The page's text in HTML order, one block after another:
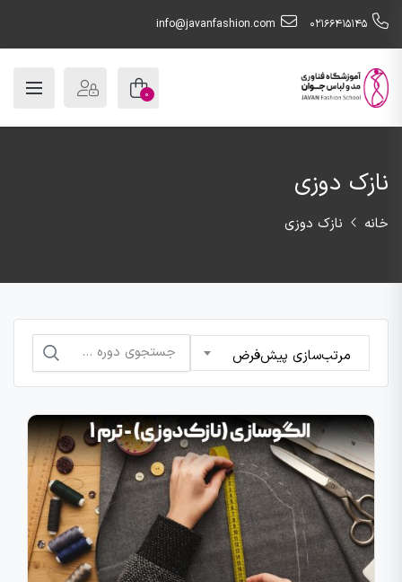
021۶۶۴۱۵۱۴۵ info@javanfashion.com
0
نازک دوزی
خانه نازک دوزی
مرتب‌سازی پیش‌فرض
جستجو
برای: